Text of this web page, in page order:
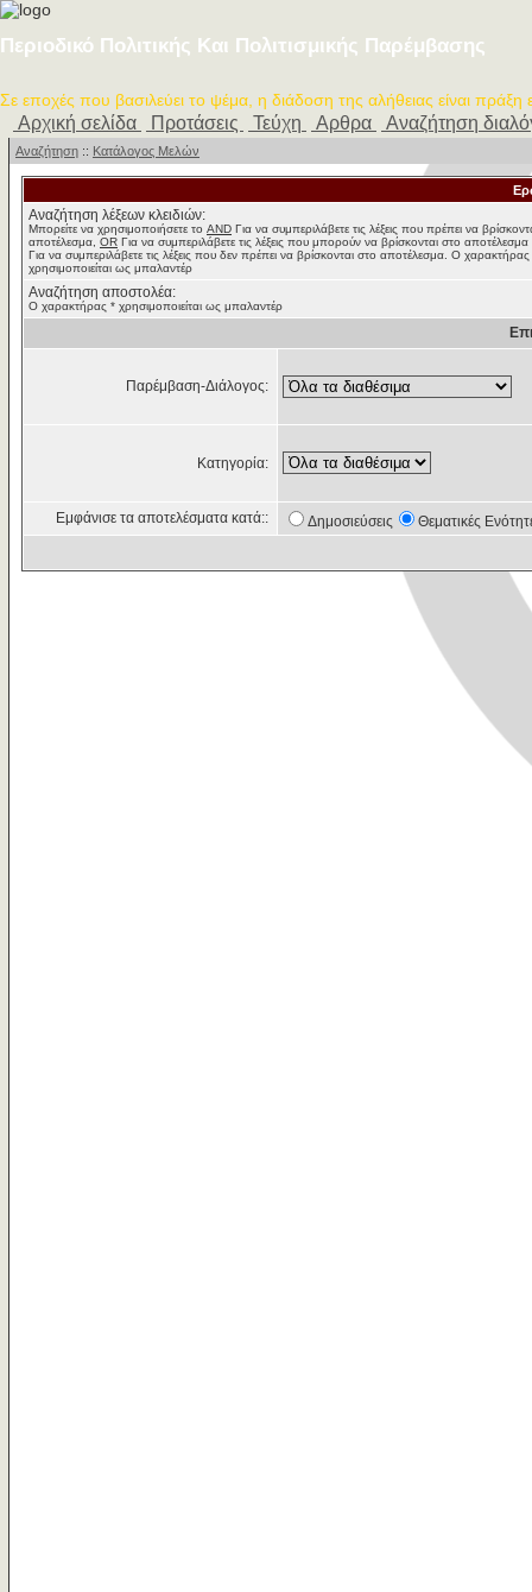
Περιοδικό Πολιτικής Και Πολιτισμικής Παρέμβασης
Σε εποχές που βασιλεύει το ψέμα, η διάδοση της αλήθειας είναι πράξη
Αρχική σελίδα Προτάσεις Τεύχη Αρθρα Αναζήτηση
Αναζήτηση :: Κατάλογος Μελών
Αναζήτηση λέξεων κλειδιών:
Μπορείτε να χρησιμοποιήσετε το AND Για να συμπεριλάβετε τις λέξεις που πρέπει να
αποτέλεσμα, OR Για να συμπεριλάβετε τις λέξεις που μπορούν να βρίσκονται στο αποτέλεσμα
Για να συμπεριλάβετε τις λέξεις που δεν πρέπει να βρίσκονται στο αποτέλεσμα. Ο
χρησιμοποιείται ως μπαλαντέρ
Αναζήτηση αποστολέα:
Ο χαρακτήρας * χρησιμοποιείται ως μπαλαντέρ
Παρέμβαση-Διάλογος:
Κατηγορία:
Εμφάνισε τα αποτελέσματα κατά:: Δημοσιεύσεις Θεματικές